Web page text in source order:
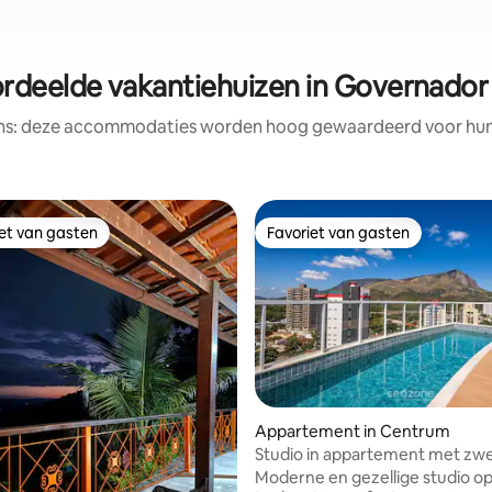
vakantiehuizen in
deze accommodaties worden hoog gewaardeerd voor
van gasten
van gasten Favoriet van gasten
Favoriet van gasten
Appartement in Centrum
Studio in appartement met
fitnessruimte MSU0906
Moderne en gezellige studio